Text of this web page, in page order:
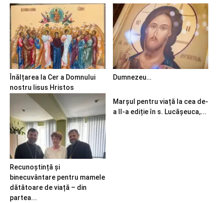
Înălțarea la Cer a Domnului
nostru Iisus Hristos
Dumnezeu…
Recunoștință și
binecuvântare pentru mamele
dătătoare de viață – din
partea...
Marșul pentru viață la cea de-
a II-a ediție în s. Lucășeuca,...